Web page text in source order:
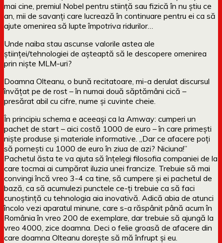
mai cine, premiul Nobel pentru stiință sau fizică în nu știu ce
an, mii de savanți care lucrează în continuare pentru ei ca să
ajute omenirea să lupte împotriva ridurilor…
Unde naiba stau ascunse valorile astea ale
științei/tehnologiei de așteaptă să le descopere omenirea
prin niște MLM-uri?
Doamna Olteanu, o bună recitatoare, mi-a derulat discursul
învățat pe de rost – în numai două săptămâni cică –
presărat abil cu cifre, nume și cuvinte cheie.
În principiu schema e aceeași ca la Amway: cumperi un
pachet de start – aici costă 1000 de euro – în care primești
niște produse și materiale informative. „Dar ce afacere poți
să pornești cu 1000 de euro în ziua de azi? Niciuna!”
Pachetul ăsta te va ajuta să înțelegi filosofia companiei de la
care tocmai ai cumpărat iluzia unei francize. Trebuie să mai
convingi încă vreo 3-4 ca tine, să cumpere și ei pachetul de
bază, ca să acumulezi punctele ce-ți trebuie ca să faci
cunoștință cu tehnologia aia inovativă. Adică abia de atunci
încolo vezi aparatul minune, care s-a răspânit până acum în
România în vreo 200 de exemplare, dar trebuie să ajungă la
vreo 4000, zice doamna. Deci o felie groasă de afacere din
care doamna Olteanu dorește să mă înfrupt și eu.